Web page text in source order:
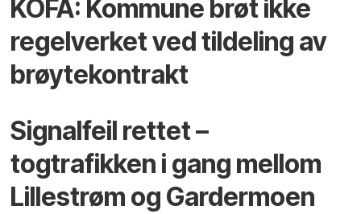
KOFA: Kommune brøt ikke
regelverket ved tildeling av
brøytekontrakt
Signalfeil rettet –
togtrafikken i gang mellom
Lillestrøm og Gardermoen